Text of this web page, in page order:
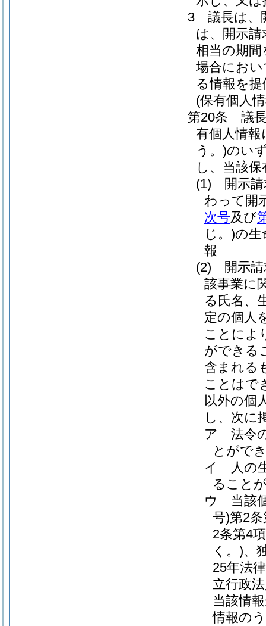
3
議長は、
は、開示
相当の期
場合にお
る情報を
(保有個人
第20条
議
有個人情報
う。)のい
し、当該
(1)
開示
わって開
次号及び
じ。)の生
報
(2)
開示
該事業に
る氏名、
定の個人
ことによ
ができる
含まれる
ことはで
以外の個
し、次に
ア
法令
とがで
イ
人の
ること
ウ
当該
号)第2
2条第4
く。)、
25年法
立行政
当該情
情報の